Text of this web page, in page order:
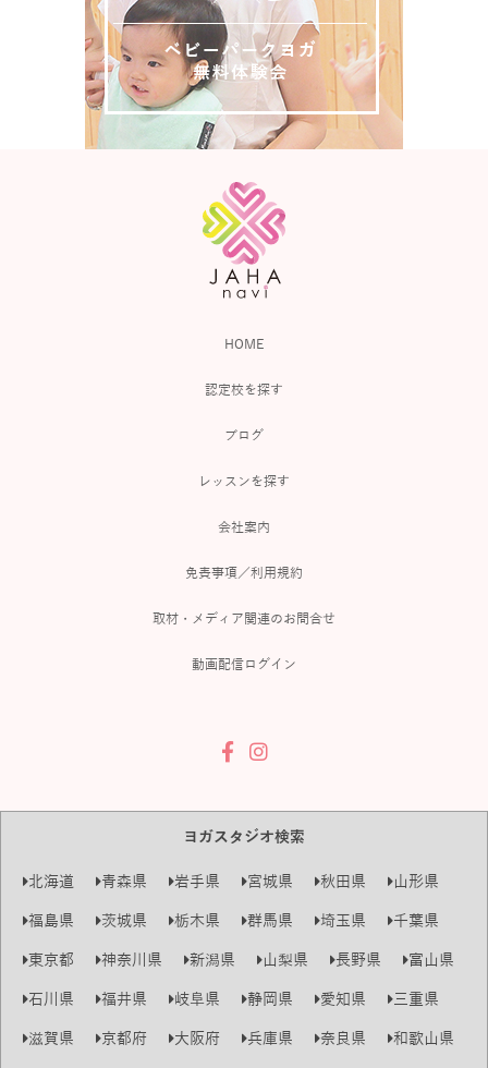
HOME
認定校を探す
ブログ
レッスンを探す
会社案内
免責事項／利用規約
取材・メディア関連のお問合せ
動画配信ログイン
ヨガスタジオ検索
北海道 青森県 岩手県 宮城県 秋田県
山形県
福島県
茨城県 栃木県 群馬県 埼玉県
千葉県
東京都
神奈川県 新潟県 山梨県 長野県
富山県
石川県
福井県 岐阜県 静岡県 愛知県
三重県
滋賀県
京都府 大阪府 兵庫県 奈良県
和歌山県